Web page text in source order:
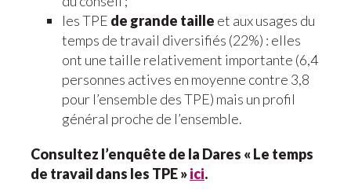
les TPE de grande taille et aux usages du
temps de travail diversifiés (22%) : elles
ont une taille relativement importante (6,4
personnes actives en moyenne contre 3,8
pour l’ensemble des TPE) mais un profil
général proche de l’ensemble.
Consultez l’enquête de la Dares « Le temps
de travail dans les TPE »ici.